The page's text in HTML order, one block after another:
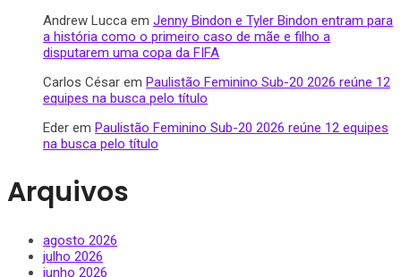
Andrew Lucca em Jenny Bindon e Tyler Bindon entram para
a história como o primeiro caso de mãe e filho a
disputarem uma copa da FIFA
Carlos César em Paulistão Feminino Sub-20 2026 reúne 12
equipes na busca pelo título
Eder em Paulistão Feminino Sub-20 2026 reúne 12 equipes
na busca pelo título
Arquivos
agosto 2026
julho 2026
junho 2026